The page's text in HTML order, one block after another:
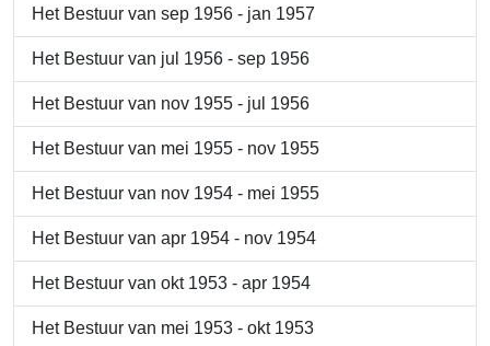
Het Bestuur van sep 1956 - jan 1957
Het Bestuur van jul 1956 - sep 1956
Het Bestuur van nov 1955 - jul 1956
Het Bestuur van mei 1955 - nov 1955
Het Bestuur van nov 1954 - mei 1955
Het Bestuur van apr 1954 - nov 1954
Het Bestuur van okt 1953 - apr 1954
Het Bestuur van mei 1953 - okt 1953